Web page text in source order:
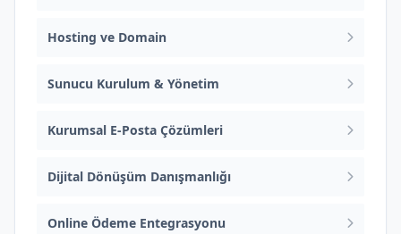
Hosting ve Domain
Sunucu Kurulum & Yönetim
Kurumsal E-Posta Çözümleri
Dijital Dönüşüm Danışmanlığı
Online Ödeme Entegrasyonu